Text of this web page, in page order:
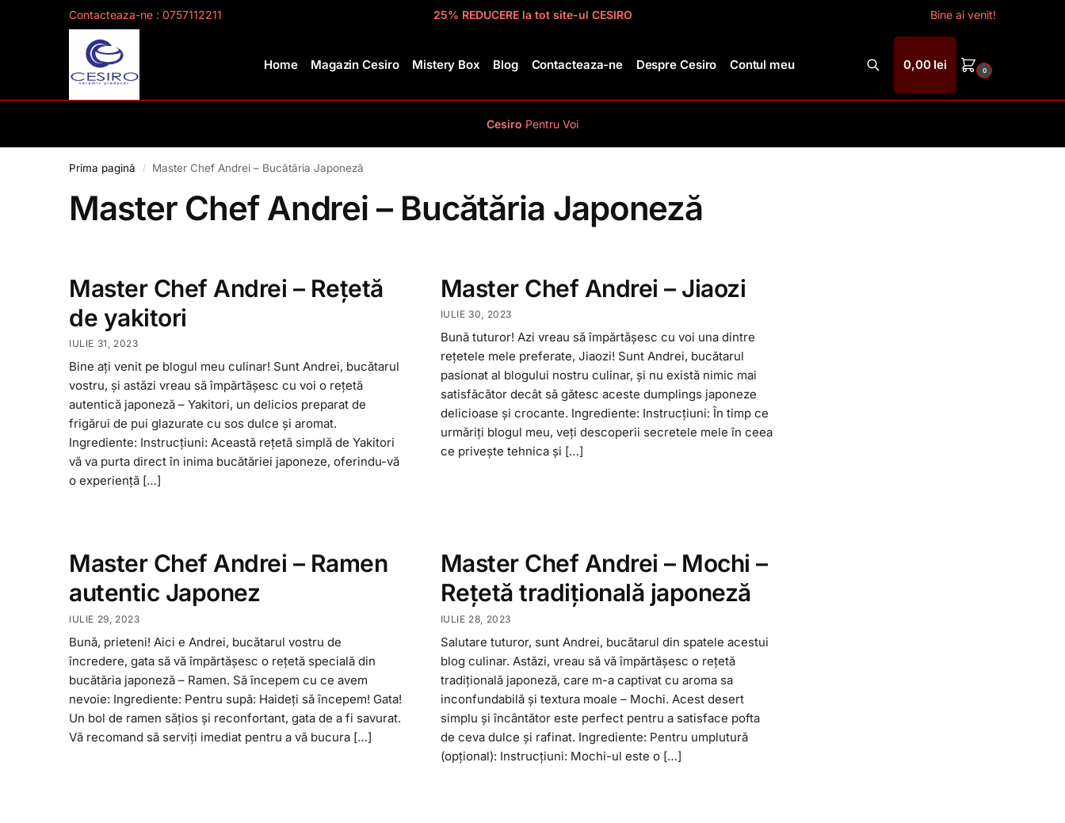
Contacteaza-ne : 0757112211 25% REDUCERE la tot site-ul CESIRO Bine ai venit!
Home Magazin Cesiro Mistery Box Blog Contacteaza-ne Despre Cesiro Contul meu
Search
0,00 lei 0
Cesiro Pentru Voi
Prima pagină / Master Chef Andrei – Bucătăria Japoneză
Master Chef Andrei – Bucătăria Japoneză
Master Chef Andrei – Rețetă
de yakitori
IULIE 31, 2023
Bine ați venit pe blogul meu culinar! Sunt Andrei, bucătarul
vostru, și astăzi vreau să împărtășesc cu voi o rețetă
autentică japoneză – Yakitori, un delicios preparat de
frigărui de pui glazurate cu sos dulce și aromat.
Ingrediente: Instrucțiuni: Această rețetă simplă de Yakitori
vă va purta direct în inima bucătăriei japoneze, oferindu-vă
o experiență […]
Master Chef Andrei – Jiaozi
IULIE 30, 2023
Bună tuturor! Azi vreau să împărtășesc cu voi una dintre
rețetele mele preferate, Jiaozi! Sunt Andrei, bucătarul
pasionat al blogului nostru culinar, și nu există nimic mai
satisfăcător decât să gătesc aceste dumplings japoneze
delicioase și crocante. Ingrediente: Instrucțiuni: În timp ce
urmăriți blogul meu, veți descoperii secretele mele în ceea
ce privește tehnica și […]
Master Chef Andrei – Ramen
autentic Japonez
IULIE 29, 2023
Bună, prieteni! Aici e Andrei, bucătarul vostru de
încredere, gata să vă împărtășesc o rețetă specială din
bucătăria japoneză – Ramen. Să începem cu ce avem
nevoie: Ingrediente: Pentru supă: Haideți să începem! Gata!
Un bol de ramen sățios și reconfortant, gata de a fi savurat.
Vă recomand să serviți imediat pentru a vă bucura […]
Master Chef Andrei – Mochi –
Rețetă tradițională japoneză
IULIE 28, 2023
Salutare tuturor, sunt Andrei, bucătarul din spatele acestui
blog culinar. Astăzi, vreau să vă împărtășesc o rețetă
tradițională japoneză, care m-a captivat cu aroma sa
inconfundabilă și textura moale – Mochi. Acest desert
simplu și încântător este perfect pentru a satisface pofta
de ceva dulce și rafinat. Ingrediente: Pentru umplutură
(opțional): Instrucțiuni: Mochi-ul este o […]